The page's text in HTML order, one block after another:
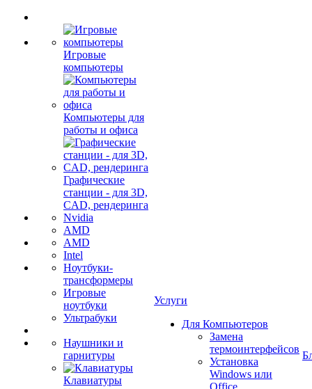
Игровые
компьютеры
Компьютеры для
работы и офиса
Графические
станции - для 3D,
CAD, рендеринга
Nvidia
AMD
AMD
Intel
Ноутбуки-
трансформеры
Игровые
ноутбуки
Ультрабуки
Наушники и
гарнитуры
Клавиатуры
Услуги
Для Компьютеров
Замена
термоинтерфейсов
Установка
Windows или
Office